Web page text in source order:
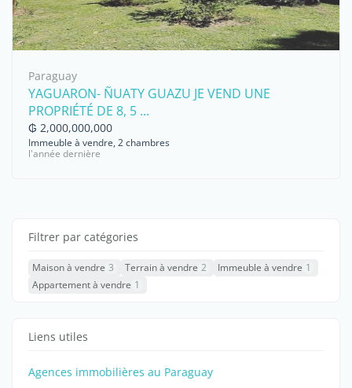
Paraguay
YAGUARON- ÑUATY GUAZU JE VEND UNE
PROPRIÉTÉ DE 8, 5 ...
₲ 2,000,000,000
Immeuble à vendre, 2 chambres
l'année dernière
Filtrer par catégories
Maison à vendre 3 Terrain à vendre 2 Immeuble à vendre 1
Appartement à vendre 1
Liens utiles
Agences immobilières au Paraguay